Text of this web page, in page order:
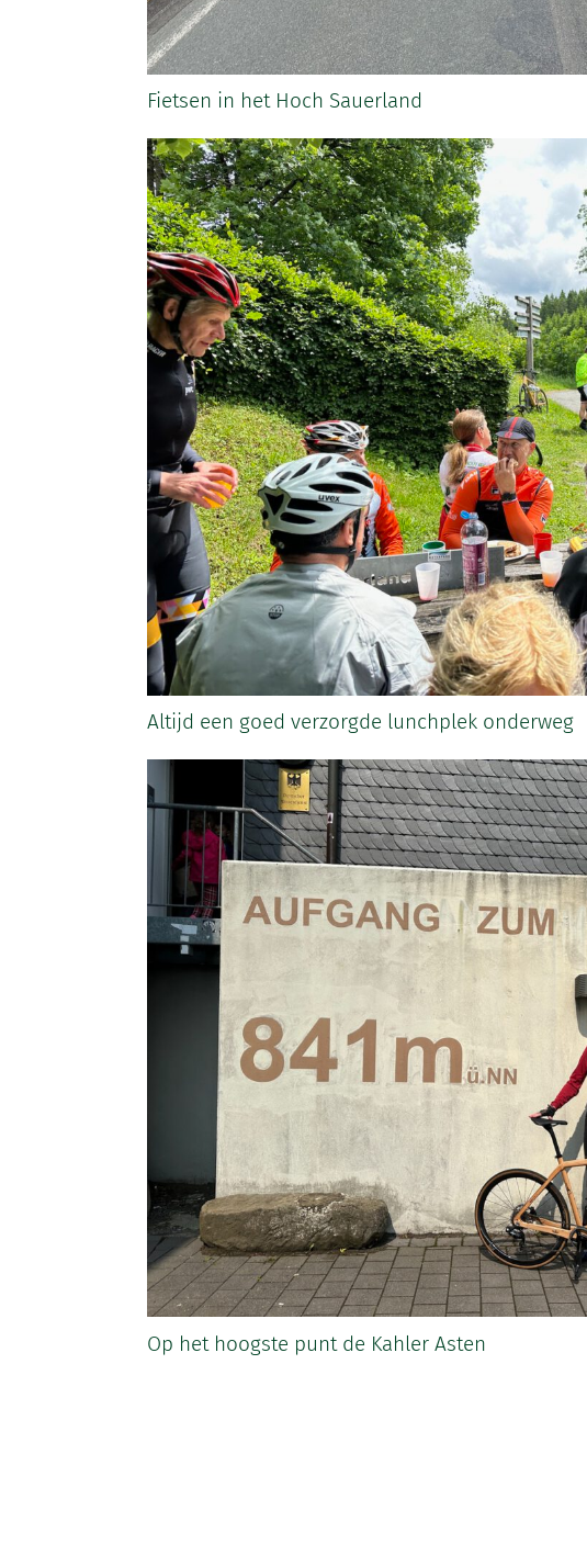
Fietsen in het Hoch Sauerland
Altijd een goed verzorgde lunchplek onderweg
Op het hoogste punt de Kahler Asten